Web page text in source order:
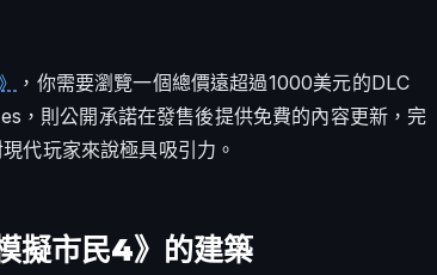
，你需要瀏覽一個總價遠超過1000美元的DLC
，則公開承諾在發售後提供免費的內容更新，完
代玩家來說極具吸引力。
擬市民4》的建築